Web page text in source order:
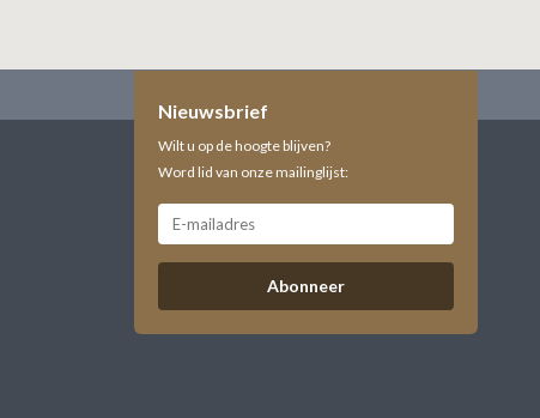
Nieuwsbrief
Wilt u op de hoogte blijven?
Word lid van onze mailinglijst:
Abonneer